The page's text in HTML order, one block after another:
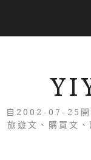
自2002-07-25開
旅遊文、購買文